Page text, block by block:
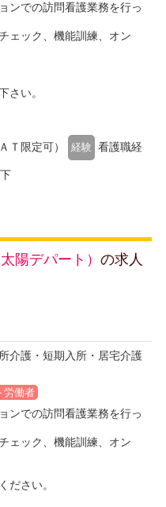
ンでの訪問看護業務を行っ
ェック、機能訓練、オン
さい。
Ｔ限定可） 経験 看護職経
陽デパート） の求人
介護・短期入所・居宅介護
労働者
ンでの訪問看護業務を行っ
ェック、機能訓練、オン
ださい。